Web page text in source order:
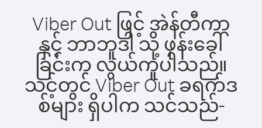
Viber Out ဖြင့် အဲန်တီကာ
နှင့် ဘာဘူဒါ သို့ ဖုန်းခေါ်
ခြင်းက လွယ်ကူပါသည်။
သင့်တွင် Viber Out ခရက်ဒ
စ်များ ရှိပါက သင်သည်-